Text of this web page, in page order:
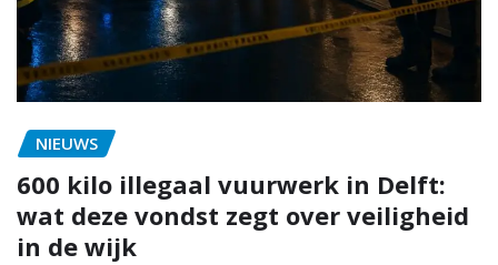
NIEUWS
600 kilo illegaal vuurwerk in Delft:
wat deze vondst zegt over veiligheid
in de wijk